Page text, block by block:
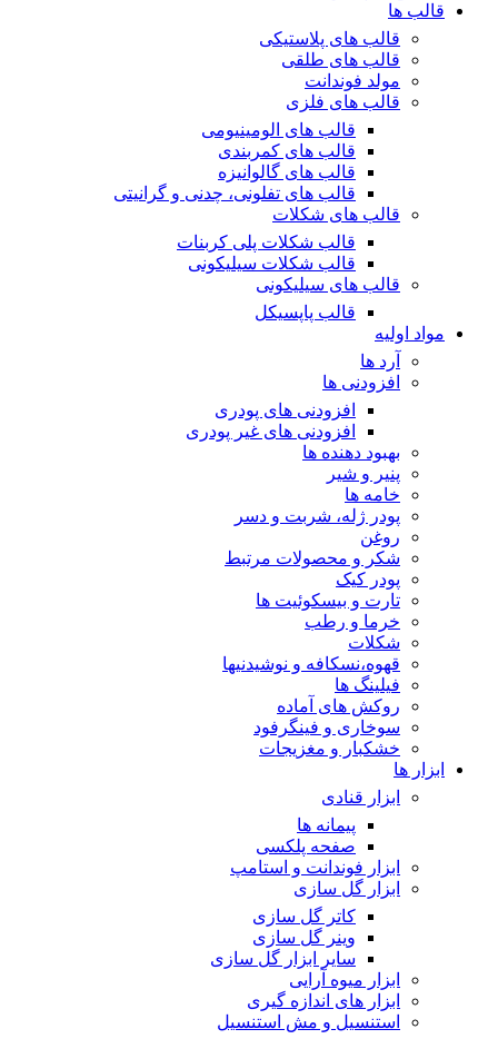
قالب ها
قالب های پلاستیکی
قالب های طلقی
مولد فوندانت
قالب های فلزی
قالب های الومینیومی
قالب های کمربندی
قالب های گالوانیزه
قالب های تفلونی، چدنی و گرانیتی
قالب های شکلات
قالب شکلات پلی کربنات
قالب شکلات سیلیکونی
قالب های سیلیکونی
قالب پاپسیکل
مواد اولیه
آرد ها
افزودنی ها
افزودنی های پودری
افزودنی های غیر پودری
بهبود دهنده ها
پنیر و شیر
خامه ها
پودر ژله، شربت و دسر
روغن
شکر و محصولات مرتبط
پودر کیک
تارت و بیسکوئیت ها
خرما و رطب
شکلات
قهوه،نسکافه و نوشیدنیها
فیلینگ ها
روکش های آماده
سوخاری و فینگرفود
خشکبار و مغزیجات
ابزار ها
ابزار قنادی
پیمانه ها
صفحه پلکسی
ابزار فوندانت و استامپ
ابزار گل سازی
کاتر گل سازی
وینر گل سازی
سایر ابزار گل سازی
ابزار میوه آرایی
ابزار های اندازه گیری
استنسیل و مش استنسیل